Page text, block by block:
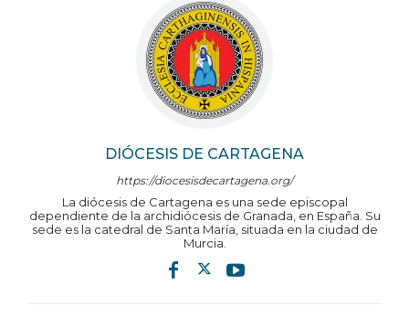
DIÓCESIS DE CARTAGENA
https://diocesisdecartagena.org/
La diócesis de Cartagena es una sede episcopal
dependiente de la archidiócesis de Granada, en España. Su
sede es la catedral de Santa María, situada en la ciudad de
Murcia.